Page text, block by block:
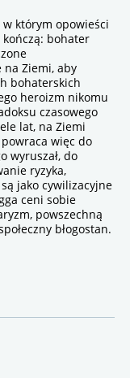
którym opowieści
bohater
Ziemi, aby
bohaterskich
heroizm nikomu
czasowego
lat, na Ziemi
więc do
wyruszał, do
ryzyka,
jako cywilizacyjne
ceni sobie
powszechną
błogostan.